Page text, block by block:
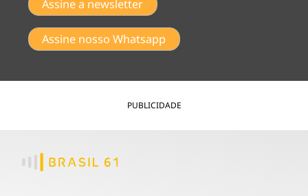
Assine a newsletter
Assine nosso Whatsapp
PUBLICIDADE